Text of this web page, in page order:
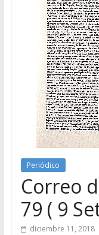
Periódico
Correo
79 ( 9
diciembre 11, 2018